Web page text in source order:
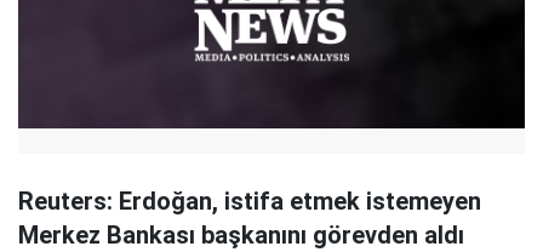
Reuters: Erdoğan, istifa etmek istemeyen
Merkez Bankası başkanını görevden aldı